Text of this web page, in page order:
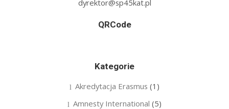
dyrektor@sp45kat.pl
QRCode
Kategorie
Akredytacja Erasmus (1)
Amnesty International (5)